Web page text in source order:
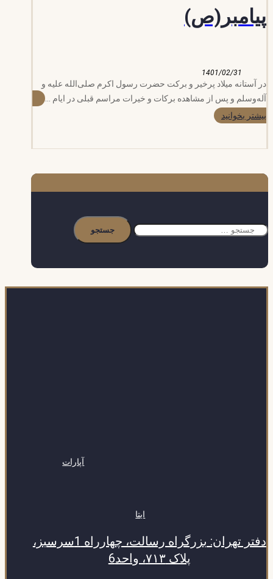
پیامبر(ص)
1401/02/31
در آستانه میلاد پرخیر و برکت حضرت رسول اکرم صلی‌الله علیه و
آله‌وسلم و پس از مشاهده برکات و خیرات مراسم قبلی در ایام ...
بیشتر بخوانید
برای:
ایتا
آپارات
دفتر تهران: بزرگراه رسالت، چهارراه 1سرسبز،
پلاک ۷۱۳، واحد6